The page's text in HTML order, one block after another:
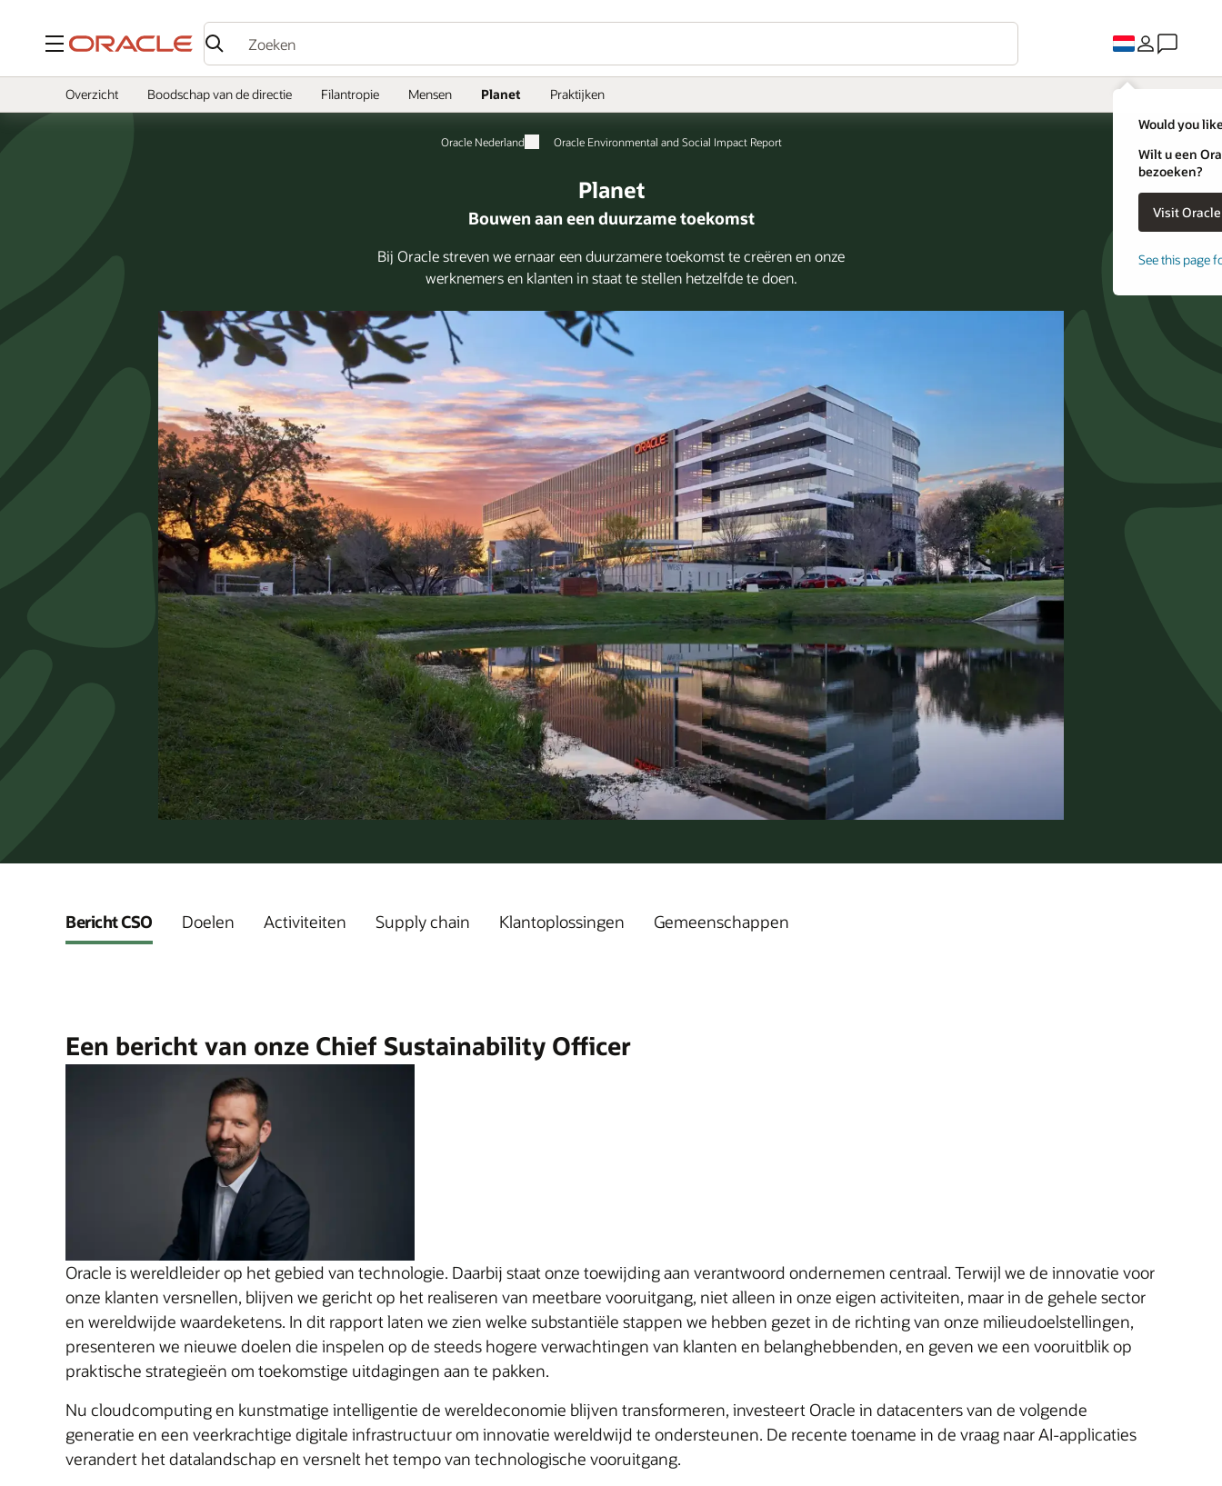
Menu
Would you
Wilt u een
bezoeken?
See this page
Overzicht Boodschap van de directie Filantropie Mensen Planet Praktijken
Oracle Nederland Oracle Environmental and Social Impact Report
Planet
Bouwen aan een duurzame toekomst
Bij Oracle streven we ernaar een duurzamere toekomst te creëren en onze
werknemers en klanten in staat te stellen hetzelfde te doen.
Bericht CSO Doelen Activiteiten Supply chain Klantoplossingen Gemeenschappen
Een bericht van onze Chief Sustainability Officer
Oracle is wereldleider op het gebied van technologie. Daarbij staat onze toewijding aan verantwoord ondernemen centraal. Terwijl we de innovatie voor
onze klanten versnellen, blijven we gericht op het realiseren van meetbare vooruitgang, niet alleen in onze eigen activiteiten, maar in de gehele sector
en wereldwijde waardeketens. In dit rapport laten we zien welke substantiële stappen we hebben gezet in de richting van onze milieudoelstellingen,
presenteren we nieuwe doelen die inspelen op de steeds hogere verwachtingen van klanten en belanghebbenden, en geven we een vooruitblik op
praktische strategieën om toekomstige uitdagingen aan te pakken.
Nu cloudcomputing en kunstmatige intelligentie de wereldeconomie blijven transformeren, investeert Oracle in datacenters van de volgende
generatie en een veerkrachtige digitale infrastructuur om innovatie wereldwijd te ondersteunen. De recente toename in de vraag naar AI-applicaties
verandert het datalandschap en versnelt het tempo van technologische vooruitgang.